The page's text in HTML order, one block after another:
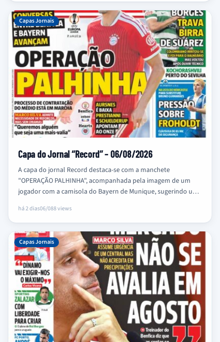
Capas Jornais
Capa do Jornal “Record” – 06/08/2026
A capa do jornal Record destaca-se com a manchete
"OPERAÇÃO PALHINHA", acompanhada pela imagem de um
jogador com a camisola do Bayern de Munique, sugerindo um
há 2 dias06/088 views
Capas Jornais